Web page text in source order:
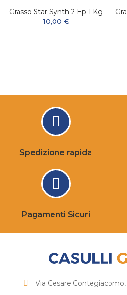
Grasso Star Synth 2 Ep 1 Kg
10,00 €
Spedizione rapida
Pagamenti Sicuri
Via Cesare